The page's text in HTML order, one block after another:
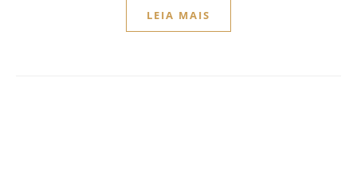
LEIA MAIS